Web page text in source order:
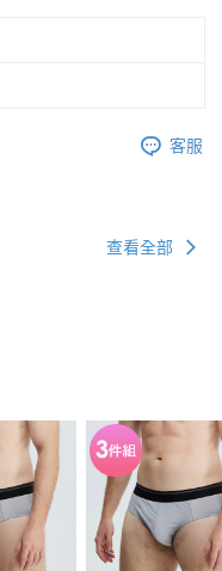
客服
查看全部